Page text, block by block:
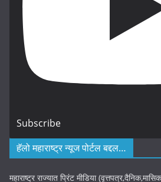
Subscribe
हॅलो महाराष्ट्र न्यूज पोर्टल बद्दल…
महाराष्ट्र राज्यात प्रिंट मीडिया